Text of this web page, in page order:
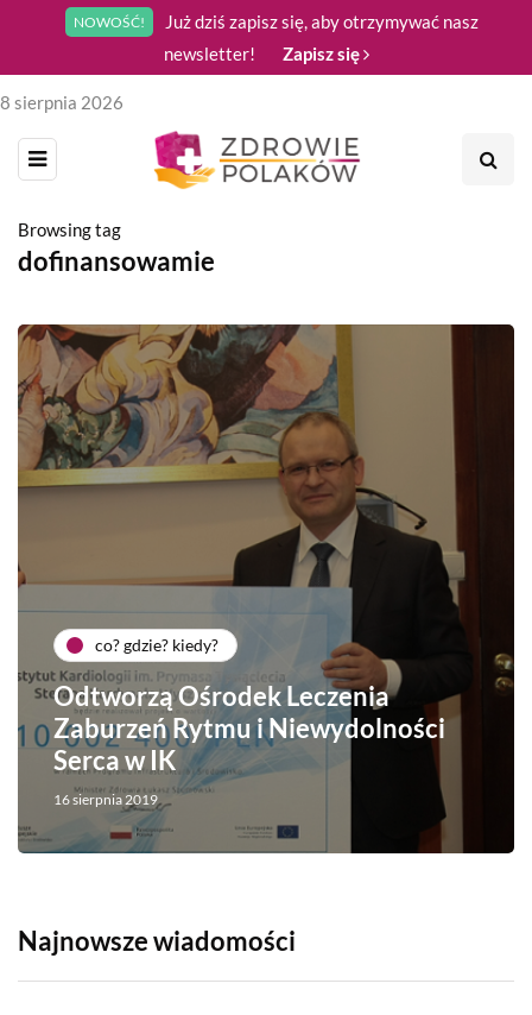
NOWOŚĆ!
Już dziś zapisz się, aby otrzymywać nasz
newsletter!
Zapisz się
8 sierpnia 2026
Browsing tag
dofinansowamie
co? gdzie? kiedy?
Odtworzą Ośrodek Leczenia
Zaburzeń Rytmu i Niewydolności
Serca w IK
16 sierpnia 2019
Najnowsze wiadomości